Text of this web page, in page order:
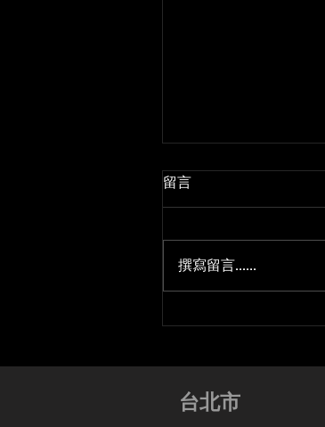
留言
撰寫留言......
台北市